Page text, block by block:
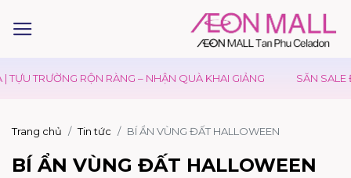
RỘN RÀNG – NHẬN QUÀ KHAI GIẢNG SĂN SALE ĐẠI LỄ –
Trang chủ Tin tức BÍ ẨN VÙNG ĐẤT HALLOWEEN
BÍ ẨN VÙNG ĐẤT HALLOWEEN